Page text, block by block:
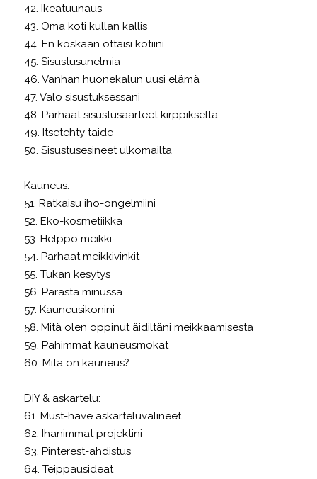
42. Ikeatuunaus
43. Oma koti kullan kallis
44. En koskaan ottaisi kotiini
45. Sisustusunelmia
46. Vanhan huonekalun uusi elämä
47. Valo sisustuksessani
48. Parhaat sisustusaarteet kirppikseltä
49. Itsetehty taide
50. Sisustusesineet ulkomailta
Kauneus:
51. Ratkaisu iho-ongelmiini
52. Eko-kosmetiikka
53. Helppo meikki
54. Parhaat meikkivinkit
55. Tukan kesytys
56. Parasta minussa
57. Kauneusikonini
58. Mitä olen oppinut äidiltäni meikkaamisesta
59. Pahimmat kauneusmokat
60. Mitä on kauneus?
DIY & askartelu:
61. Must-have askarteluvälineet
62. Ihanimmat projektini
63. Pinterest-ahdistus
64. Teippausideat